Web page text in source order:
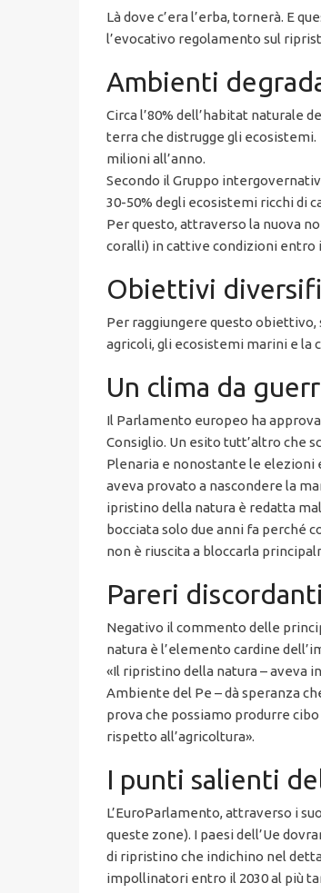
Là dove c’era l’erba, tornerà. E
l’evocativo regolamento sul
Ambienti
Circa l’80% dell’habitat naturale
terra che distrugge gli ecosistemi.
milioni all’anno.
Secondo il Gruppo
30-50% degli ecosistemi ricchi di
Per questo, attraverso la nuova
coralli) in cattive condizioni entro
Obiettivi
Per raggiungere questo
agricoli, gli ecosistemi marini e
Un clima da
Il Parlamento europeo ha
Consiglio. Un esito tutt’altro che
Plenaria e nonostante le elezioni
aveva provato a nascondere la
ipristino della natura è redatta
bocciata solo due anni fa perché
non è riuscita a bloccarla
Pareri discordanti
Negativo il commento delle
natura è l’elemento cardine
«Il ripristino della natura – aveva
Ambiente del Pe – dà speranza
prova che possiamo produrre
rispetto all’agricoltura».
I punti salienti
L’EuroParlamento, attraverso i
queste zone). I paesi dell’Ue
di ripristino che indichino nel
impollinatori entro il 2030 al più